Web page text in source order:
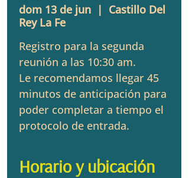
dom 13 de jun
  |
Castillo Del
Rey La Fe
Registro para la segunda
reunión a las 10:30 am.
Le recomendamos llegar 45
minutos de anticipación para
poder completar a tiempo el
protocolo de entrada.
Horario y ubicación